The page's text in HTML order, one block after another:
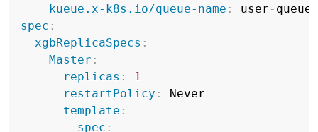
kueue.x-k8s.io/queue-name : user -
spec :
xgbReplicaSpecs :
Master :
replicas :
1
restartPolicy :
Never
template :
spec :